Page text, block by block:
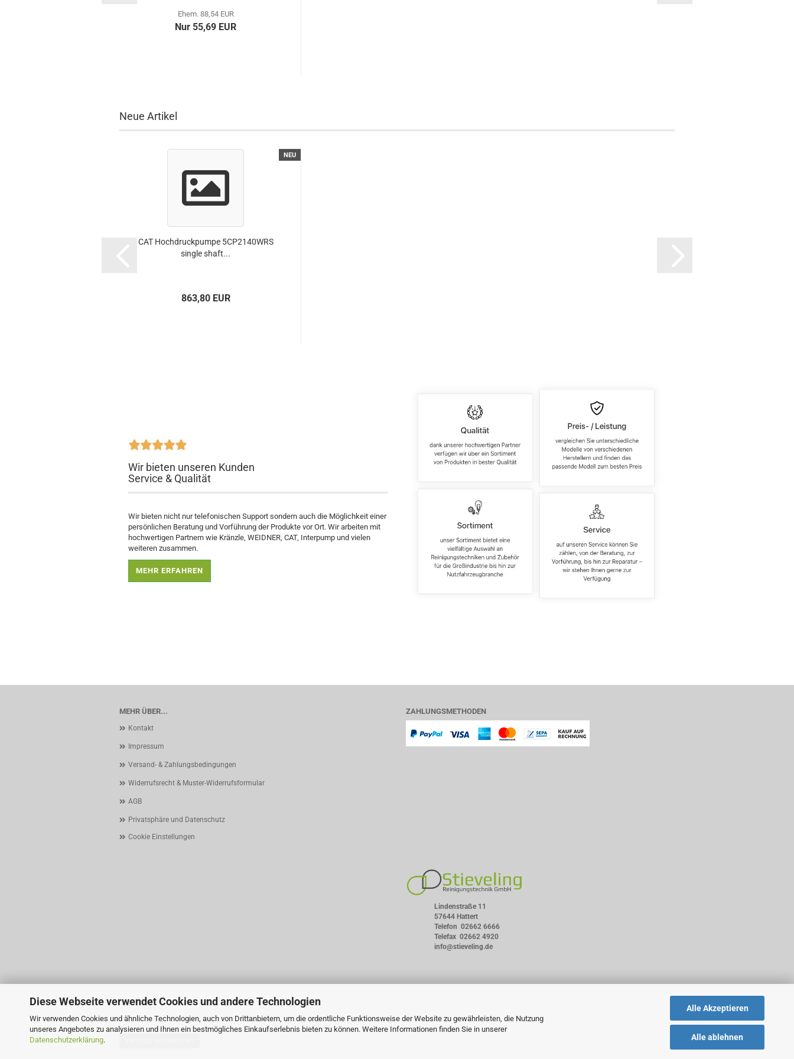
Diese Webseite verwendet Cookies und andere Technologien
Wir verwenden Cookies und ähnliche Technologien, auch von Drittanbietern, um die ordentliche Funktionsweise der Website zu gewährleisten, die Nutzung
unseres Angebotes zu analysieren und Ihnen ein bestmögliches Einkaufserlebnis bieten zu können. Weitere Informationen finden Sie in unserer
Datenschutzerklärung.
Alle Akzeptieren
Alle ablehnen
Ehem. 88,54 EUR
Nur 55,69 EUR
Neue Artikel
NEU
CAT Hochdruckpumpe 5CP2140WRS
single shaft...
863,80 EUR
Wir bieten unseren Kunden
Service & Qualität
Wir bieten nicht nur telefonischen Support sondern auch die Möglichkeit einer
persönlichen Beratung und Vorführung der Produkte vor Ort. Wir arbeiten mit
hochwertigen Partnern wie Kränzle, WEIDNER, CAT, Interpump und vielen
weiteren zusammen.
MEHR ERFAHREN
MEHR ÜBER...
Kontakt
Impressum
Versand- & Zahlungsbedingungen
Widerrufsrecht & Muster-Widerrufsformular
AGB
Privatsphäre und Datenschutz
Cookie Einstellungen
ZAHLUNGSMETHODEN
Lindenstraße 11
57644 Hattert
Telefon 02662 6666
Telefax 02662 4920
info@stieveling.de